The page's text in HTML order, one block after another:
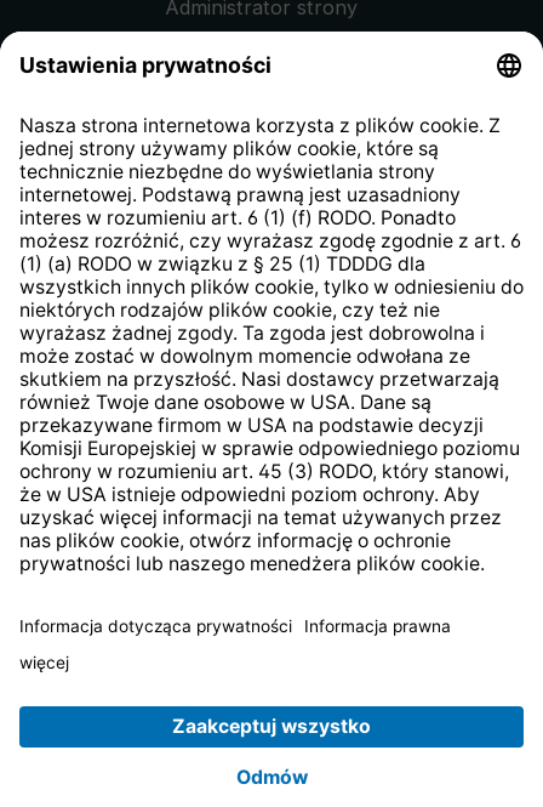
Administrator strony
kontrahentów
Klauzula informacyjna strony
internetowej
Strategia podatkowa
System zgłaszania nieprawidłowości
* Wszystkie ceny zawierają podatek VAT pluskoszty
TechniSat jest firmą należącą do FundacjiLEPPER Stiftung
e.S..